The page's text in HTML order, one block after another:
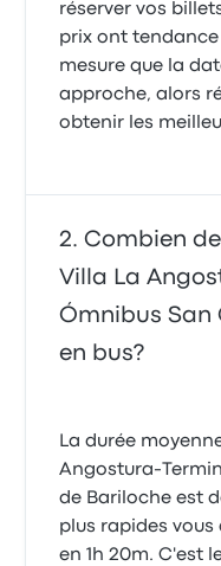
réserver vos
prix ont
mesure que la
approche, alors
obtenir les
Combien
Villa La
Ómnibus San
en bus?
La durée
Angostura-
de Bariloche est
plus rapides
en 1h 20m. C'est